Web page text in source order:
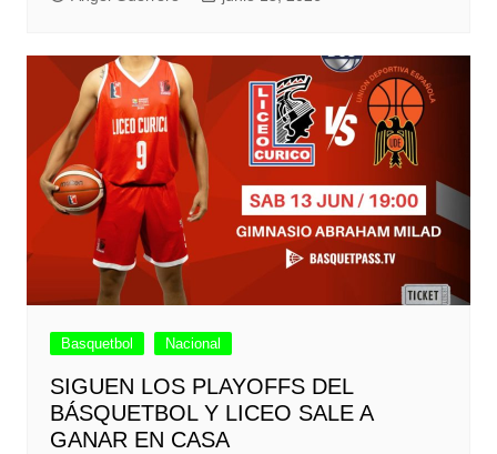
Basquetbol Nacional
SIGUEN LOS PLAYOFFS DEL
BÁSQUETBOL Y LICEO SALE A
GANAR EN CASA